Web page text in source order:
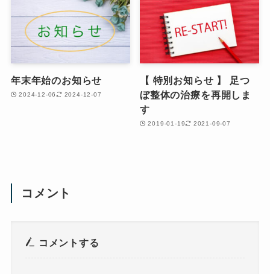
年末年始のお知らせ
2024-12-06 2024-12-07
【 特別お知らせ 】 足つ
ぼ整体の治療を再開しま
す
2019-01-19 2021-09-07
コメント
コメントする